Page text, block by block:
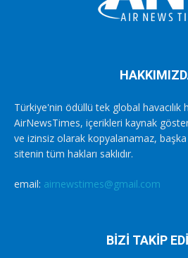
Türkiye'nin ödüllü tek global
AirNewsTimes, içerikleri kaynak
ve izinsiz olarak kopyalanamaz,
sitenin tüm hakları saklıdır.
email: airnewstimes@gmail.com
BİZİ TAKİP